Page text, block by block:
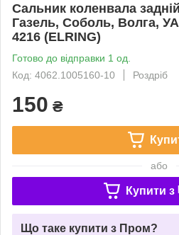
Сальник коленвала
Газель, Соболь, Волга,
4216 (ELRING)
Готово до відправки 1 од.
Код: 4062.1005160-10
Роздріб
150 ₴
або
Купити з
Що таке купити з Пром?